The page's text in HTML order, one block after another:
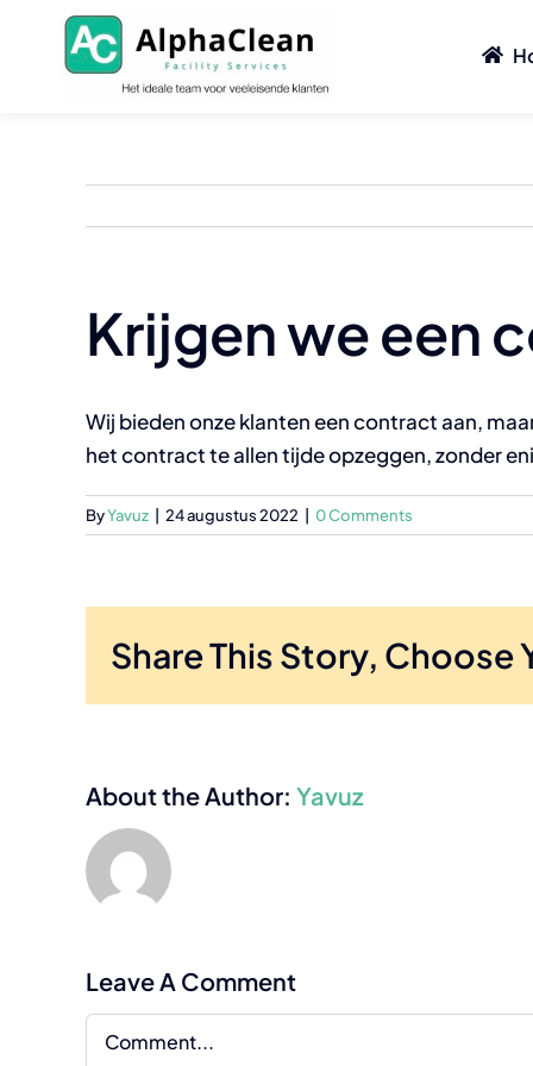
content
Gemeenschappelijke ruimtes
Huishoudelijke reiniging
Schoonmaken van sofa’s
Schoonmaken van scholen
Parkeerplaatsen
Graffiti
Krijgen we een
Wij bieden onze klanten een contract aan,
het contract te allen tijde opzeggen, zonder
ByYavuz 24 augustus 2022 0 Comments
Share This Story, Choose
About the Author: Yavuz
Leave A Comment
Comment